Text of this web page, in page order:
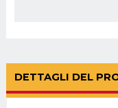
DETTAGLI DEL